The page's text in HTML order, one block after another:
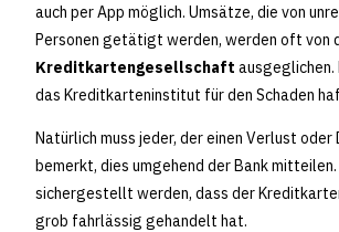
auch per App möglich. Umsätze, die von
Personen getätigt werden, werden oft von
Kreditkartengesellschaft ausgeglichen.
das Kreditkarteninstitut für den Schaden
Natürlich muss jeder, der einen Verlust oder
bemerkt, dies umgehend der Bank
sichergestellt werden, dass der
grob fahrlässig gehandelt hat.